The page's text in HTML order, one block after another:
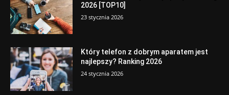
2026 [TOP10]
23 stycznia 2026
Który telefon z dobrym aparatem jest
najlepszy? Ranking 2026
24 stycznia 2026